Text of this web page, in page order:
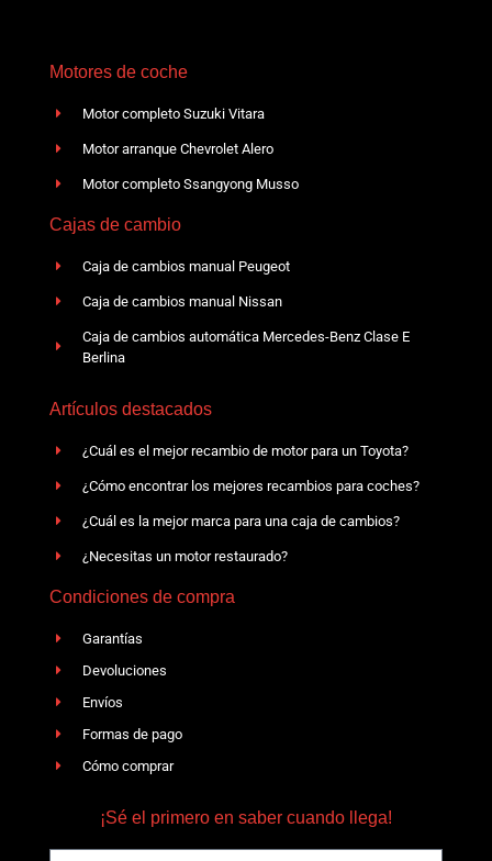
Motores de coche
Motor completo Suzuki Vitara
Motor arranque Chevrolet Alero
Motor completo Ssangyong Musso
Cajas de cambio
Caja de cambios manual Peugeot
Caja de cambios manual Nissan
Caja de cambios automática Mercedes-Benz Clase E
Berlina
Artículos destacados
¿Cuál es el mejor recambio de motor para un Toyota?
¿Cómo encontrar los mejores recambios para coches?
¿Cuál es la mejor marca para una caja de cambios?
¿Necesitas un motor restaurado?
Condiciones de compra
Garantías
Devoluciones
Envíos
Formas de pago
Cómo comprar
¡Sé el primero en saber cuando llega!